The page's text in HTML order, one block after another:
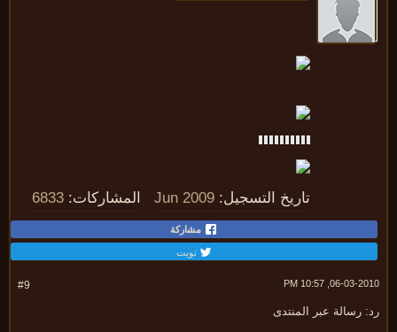
تاريخ التسجيل: Jun 2009 المشاركات: 6833
مشاركة
تويت
06-03-2010,
رسالة عبر المنتدى